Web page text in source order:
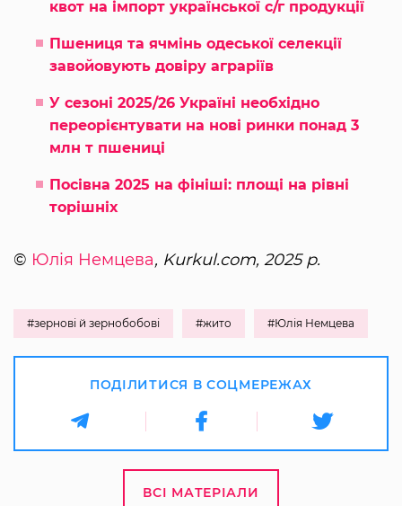
квот на імпорт української с/г продукції
Пшениця та ячмінь одеської селекції
завойовують довіру аграріїв
У сезоні 2025/26 Україні необхідно
переорієнтувати на нові ринки понад 3
млн т пшениці
Посівна 2025 на фініші: площі на рівні
торішніх
© Юлія Немцева, Kurkul.com, 2025 р.
#зернові й зернобобові #жито #Юлія Немцева
ПОДІЛИТИСЯ В СОЦМЕРЕЖАХ
ВСІ МАТЕРІАЛИ